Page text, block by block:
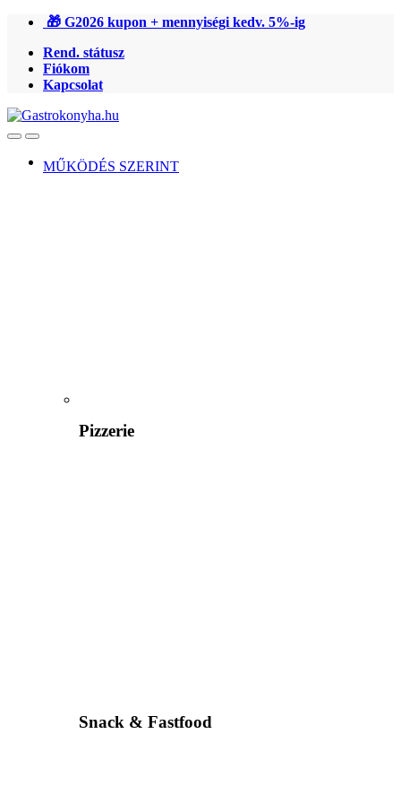
Ugrás
navigációhoz
Ugrás
tartalomra
🎁 G2026 kupon + mennyiségi kedv. 5%-ig
Rend. státusz
Fiókom
Kapcsolat
OpenClose
MŰKÖDÉS SZERINT
Pizzerie
Snack & Fastfood